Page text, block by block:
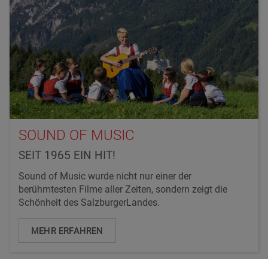
SOUND OF MUSIC
SEIT 1965 EIN HIT!
Sound of Music wurde nicht nur einer der
berühmtesten Filme aller Zeiten, sondern zeigt die
Schönheit des SalzburgerLandes.
MEHR ERFAHREN